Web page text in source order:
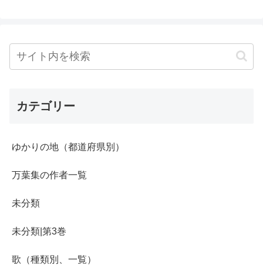
カテゴリー
ゆかりの地（都道府県別）
万葉集の作者一覧
未分類
未分類|第3巻
歌（種類別、一覧）